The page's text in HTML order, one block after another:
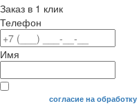
Заказ в 1 клик
Телефон
Имя
Я даю своесогласие на обработку